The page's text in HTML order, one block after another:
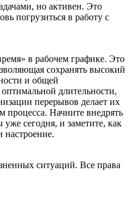
но активен. Это
погрузиться в работу с
в рабочем графике. Это
сохранять высокий
и общей
длительности,
перерывов делает их
процесса. Начните внедрять
сегодня, и заметите, как
настроение.
ситуаций. Все права